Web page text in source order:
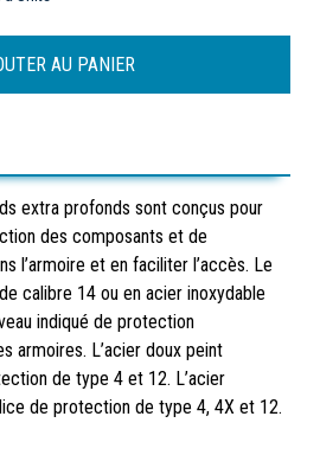
extra profonds sont conçus pour
des composants et de
l’armoire et en faciliter l’accès. Le
calibre 14 ou en acier inoxydable
indiqué de protection
armoires. L’acier doux peint
de type 4 et 12. L’acier
de protection de type 4, 4X et 12.